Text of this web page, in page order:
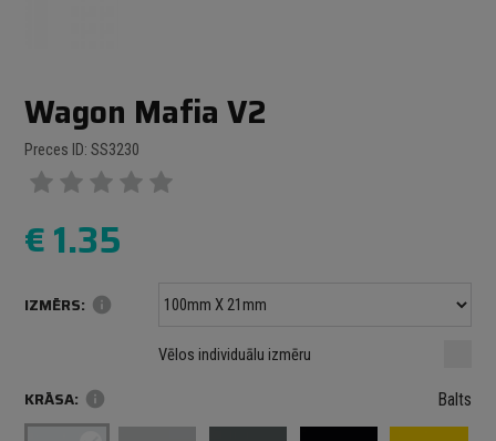
Wagon Mafia V2
Preces ID: SS3230
€1.35
IZMĒRS: info
mm mm
Maksimālais izmērs: 1000 mm
Vēlos individuālu izmēru
KRĀSA: info Balts